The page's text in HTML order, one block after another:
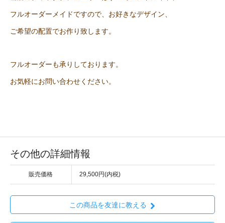
フルオーダーメイドですので、お好きなデザイン、
ご希望の配置でお作り致します。
フルオーダーも承りしております。
お気軽にお問い合わせください。
その他の詳細情報
販売価格 29,500円(内税)
この商品を友達に教える